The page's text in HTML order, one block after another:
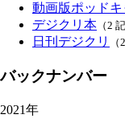
動画版ポッドキ
デジクリ本 （2
日刊デジクリ
バックナンバー
2021年